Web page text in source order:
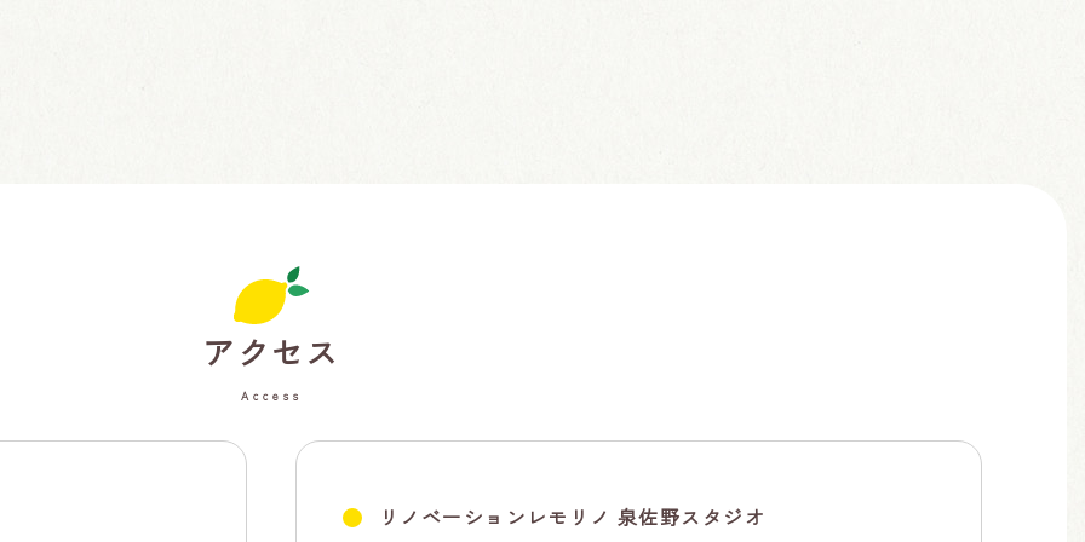
アクセス
Access
リノベーションレモリノ 泉佐野スタジオ